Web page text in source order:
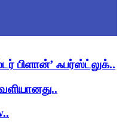
பிளான்’ ஃபர்ஸ்ட்லுக்..